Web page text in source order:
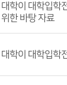
대학이 대학입학
위한 바탕 자료
-대학입학전형 원
비교
대학이 대학입학
발표 세부 내용